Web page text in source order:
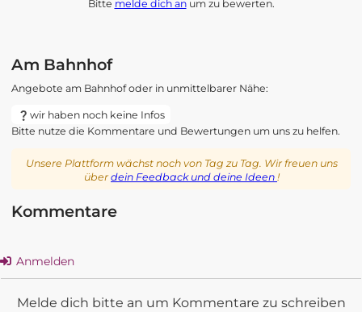
Bitte melde dich anum zu bewerten.
Am Bahnhof
Angebote am Bahnhof oder in unmittelbarer Nähe:
wir haben noch keine Infos
Bitte nutze die Kommentare und Bewertungen um uns zu helfen.
Unsere Plattform wächst noch von Tag zu Tag. Wir freuen uns
überdein Feedback und deine Ideen !
Kommentare
Anmelden
Melde dich bitte an um Kommentare zu schreiben